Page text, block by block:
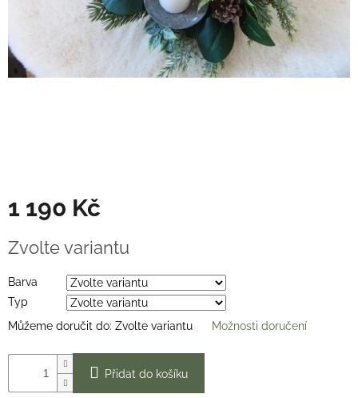
Věnce
Hodnocení
mně
Přihlášení
1 190 Kč
cena:
Zvolte variantu
Barva
Typ
Můžeme doručit do: Zvolte variantu Možnosti doručení
Přidat do košíku